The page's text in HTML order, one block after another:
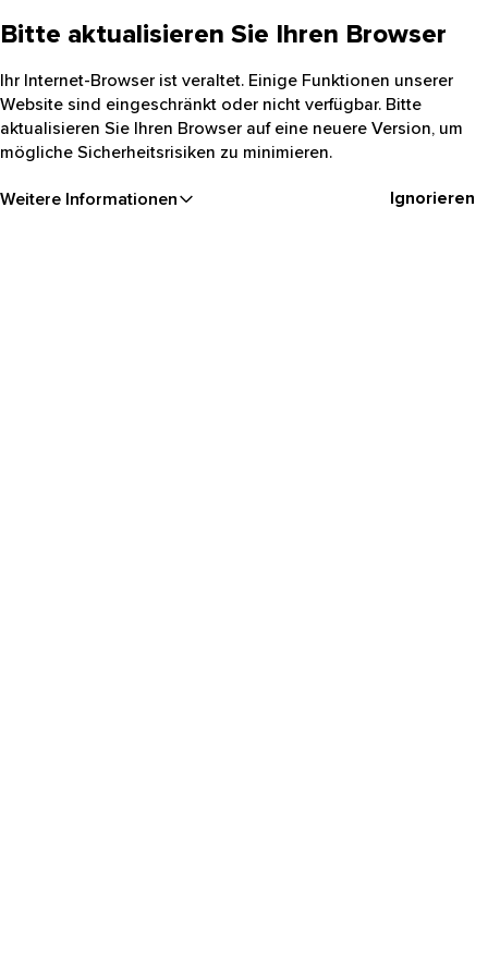
Bitte aktualisieren Sie Ihren Browser
Ihr Internet-Browser ist veraltet. Einige Funktionen unserer
Website sind eingeschränkt oder nicht verfügbar. Bitte
aktualisieren Sie Ihren Browser auf eine neuere Version, um
mögliche Sicherheitsrisiken zu minimieren.
Weitere Informationen Ignorieren